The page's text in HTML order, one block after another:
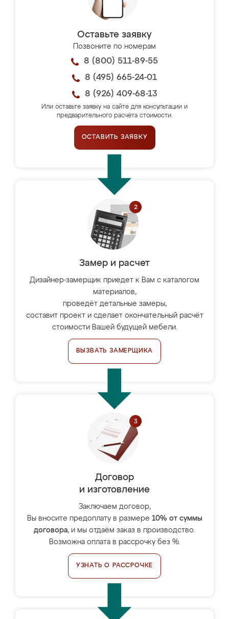
Оставьте заявку
Позвоните по номерам
8 (800) 511-89-55
8 (495) 665-24-01
8 (926) 409-68-13
Или оставьте заявку на сайте для консультации и
предварительного расчёта стоимости.
ОСТАВИТЬ ЗАЯВКУ
Замер и расчет
Дизайнер-замерщик приедет к Вам с каталогом
материалов,
проведёт детальные замеры,
составит проект и сделает окончательный расчёт
стоимости Вашей будущей мебели.
ВЫЗВАТЬ ЗАМЕРЩИКА
Договор
и изготовление
Заключаем договор,
Вы вносите предоплату в размере 10% от суммы
договора, и мы отдаём заказ в производство.
Возможна оплата в рассрочку без %.
УЗНАТЬ О РАССРОЧКЕ